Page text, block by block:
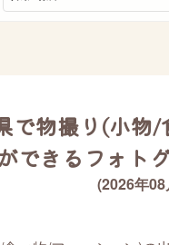
で物撮り(小物
できるフォト
(2026年